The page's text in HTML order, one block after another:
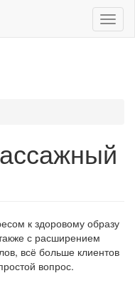
к здоровому образу
с расширением
всё больше клиентов
вопрос.